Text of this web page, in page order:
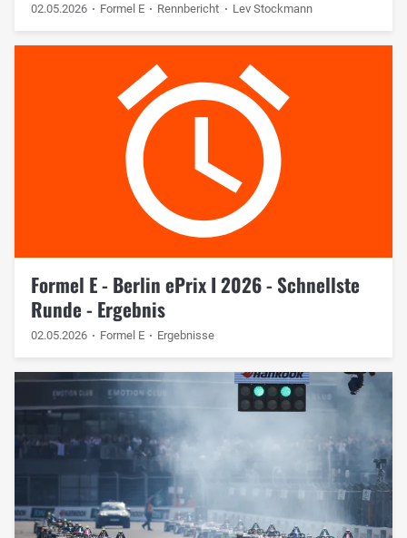
02.05.2026 Formel E Rennbericht Lev Stockmann
Formel E - Berlin ePrix I 2026 - Schnellste
Runde - Ergebnis
02.05.2026 Formel E Ergebnisse